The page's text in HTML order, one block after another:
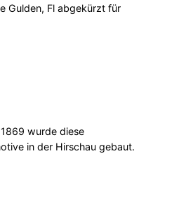
Gulden, Fl abgekürzt für
wurde diese
in der Hirschau gebaut.